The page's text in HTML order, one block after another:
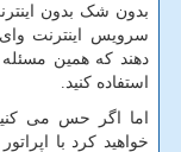
بدون شک بدون
سرویس اینترنت
دهند که همین مسئله
استفاده کنید.
اما اگر حس می کنید
خواهید کرد با